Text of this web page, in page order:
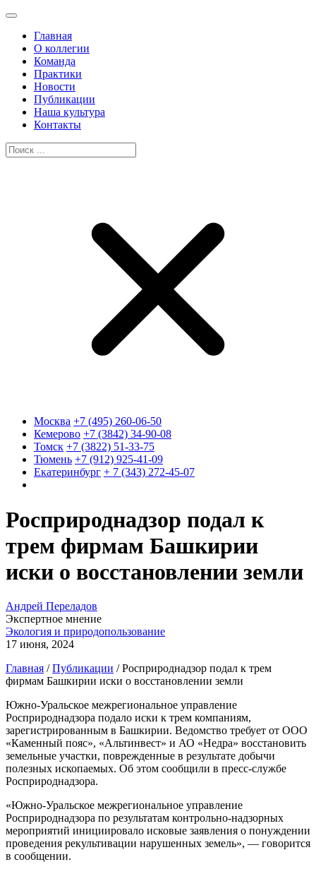
Главная
О коллегии
Команда
Практики
Новости
Публикации
Наша культура
Контакты
Москва +7 (495) 260-06-50
Кемерово +7 (3842) 34-90-08
Томск +7 (3822) 51-33-75
Тюмень +7 (912) 925-41-09
Екатеринбург + 7 (343) 272-45-07
Росприроднадзор подал к
трем фирмам Башкирии
иски о восстановлении земли
Андрей Переладов
Экспертное мнение
Экология и природопользование
17 июня, 2024
Главная /Публикации /Росприроднадзор подал к трем
фирмам Башкирии иски о восстановлении земли
Южно-Уральское межрегиональное управление
Росприроднадзора подало иски к трем компаниям,
зарегистрированным в Башкирии. Ведомство требует от ООО
«Каменный пояс», «Альтинвест» и АО «Недра» восстановить
земельные участки, поврежденные в результате добычи
полезных ископаемых. Об этом сообщили в пресс-службе
Росприроднадзора.
«Южно-Уральское межрегиональное управление
Росприроднадзора по результатам контрольно-надзорных
мероприятий инициировало исковые заявления о понуждении
проведения рекультивации нарушенных земель», — говорится
в сообщении.